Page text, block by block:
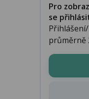
Pro
se
průměrně